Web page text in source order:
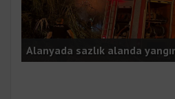
Alanyada sazlık alanda